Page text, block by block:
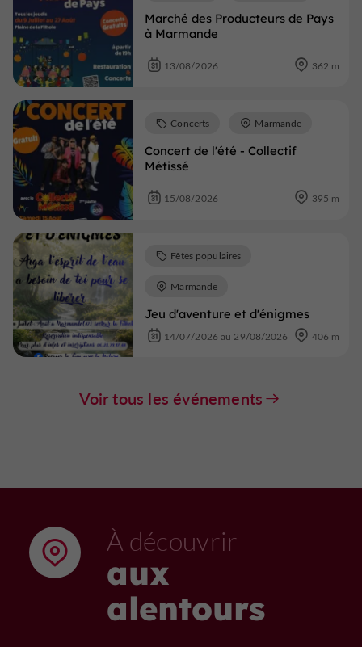
Marché des Producteurs de Pays
à Marmande
13/08/2026 362 m
Concert de l'été - Collectif
Métissé
Concerts Marmande
15/08/2026 395 m
Jeu d'aventure et d'énigmes
Fêtes populaires
Marmande
14/07/2026 au 29/08/2026 406 m
Voir tous les événements
À découvrir
aux
alentours